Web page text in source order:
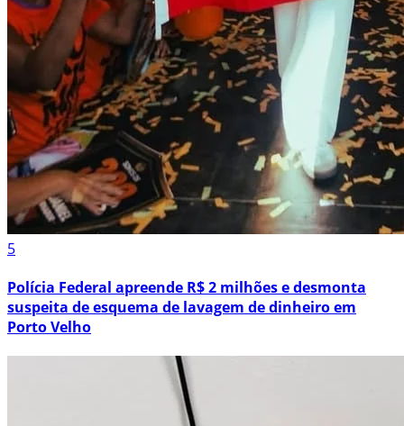
5
Polícia Federal apreende R$ 2 milhões e desmonta
suspeita de esquema de lavagem de dinheiro em
Porto Velho